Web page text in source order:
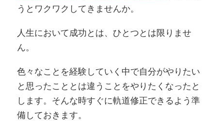
うとワクワクしてきませんか。
人生において成功とは、ひとつとは限りませ
ん。
色々なことを経験していく中で自分がやりたい
と思ったこととは違うことをやりたくなったと
します。そんな時すぐに軌道修正できるよう準
備しておきます。